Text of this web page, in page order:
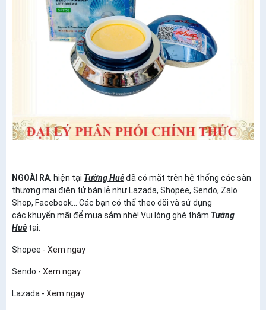
NGOÀI RA, hiện tại Tường Huêđã có mặt trên hệ thống các sàn
thương mại điện tử bán lẻ như Lazada, Shopee, Sendo, Zalo
Shop, Facebook... Các bạn có thể theo dõi và sử dụng
các khuyến mãi để mua sắm nhé! Vui lòng ghé thăm Tường
Huê tại:
Shopee - Xem ngay
Sendo - Xem ngay
Lazada - Xem ngay